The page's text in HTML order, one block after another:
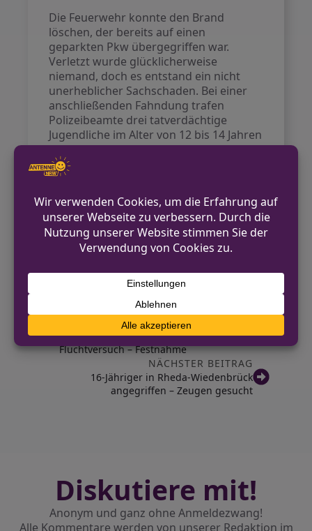
Die Feuerwehr konnte den Brand
löschen, der bereits auf einen
geparkten Pkw übergegriffen war.
Verletzt wurde glücklicherweise
niemand, doch es entstand ein nicht
unerheblicher Sachschaden. Bei einer
anschließenden Fahndung trafen
Polizeibeamte drei tatverdächtige
Jugendliche im Alter von 12 bis 14 Jahren
in der Straße „In den Bärenkämpen“ an
und kontrollierten sie. Ob die
Jugendlichen mit dem Brand in
laufenden Ermittlungen. Es wird
vermutet, dass die missbräuchliche
Verwendung von Feuerwerkskörpern
möglicherweise die Ursache des Feuers
VORHERIGER BEITRAG
Mutmaßlicher Autodieb verunfallt bei
Fluchtversuch – Festnahme
NÄCHSTER BEITRAG
16-Jähriger in Rheda-Wiedenbrück
angegriffen – Zeugen gesucht
Diskutiere mit!
Anonym und ganz ohne Anmeldezwang!
Alle Kommentare werden von unserer Redaktion im